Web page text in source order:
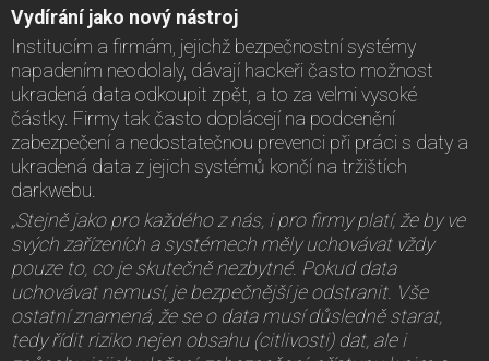
Vydírání jako nový nástroj
Institucím a firmám, jejichž bezpečnostní systémy
napadením neodolaly, dávají hackeři často možnost
ukradená data odkoupit zpět, a to za velmi vysoké
částky. Firmy tak často doplácejí na podcenění
zabezpečení a nedostatečnou prevenci při práci s daty a
ukradená data z jejich systémů končí na tržištích
darkwebu.
„Stejně jako pro každého z nás, i pro firmy platí, že by ve
svých zařízeních a systémech měly uchovávat vždy
pouze to, co je skutečně nezbytné. Pokud data
uchovávat nemusí, je bezpečnější je odstranit. Vše
ostatní znamená, že se o data musí důsledně starat,
tedy řídit riziko nejen obsahu (citlivosti) dat, ale i